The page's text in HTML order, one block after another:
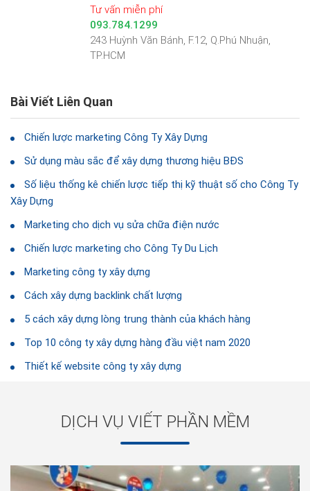
Tư vấn miễn phí
093.784.1299
243 Huỳnh Văn Bánh, F.12, Q.Phú Nhuận,
TP.HCM
Bài Viết Liên Quan
Chiến lược marketing Công Ty Xây Dựng
Sử dụng màu sắc để xây dựng thương hiệu BĐS
Số liệu thống kê chiến lược tiếp thị kỹ thuật số cho Công Ty
Xây Dựng
Marketing cho dịch vụ sửa chữa điện nước
Chiến lược marketing cho Công Ty Du Lịch
Marketing công ty xây dựng
Cách xây dựng backlink chất lượng
5 cách xây dựng lòng trung thành của khách hàng
Top 10 công ty xây dựng hàng đầu việt nam 2020
Thiết kế website công ty xây dựng
DỊCH VỤ VIẾT PHẦN MỀM